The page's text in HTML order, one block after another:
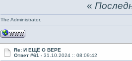
«
The Administrator.
Re: И ЕЩЁ О ВЕРЕ
Ответ #61 -31.10.2024 :: 08:09:42